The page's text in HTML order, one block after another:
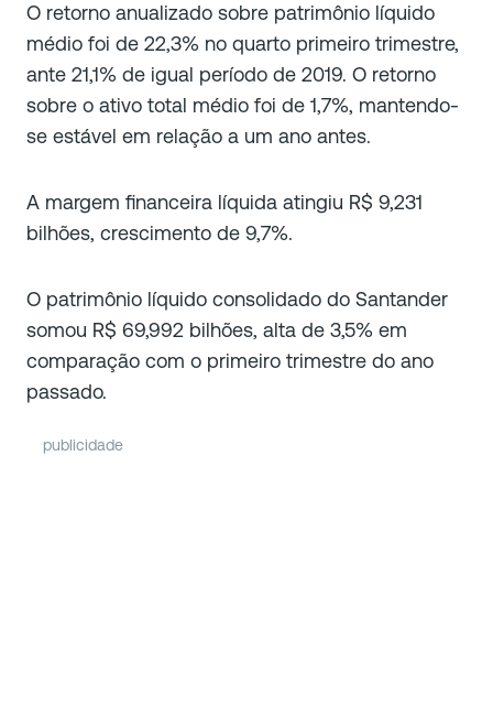
O retorno anualizado sobre patrimônio líquido
médio foi de 22,3% no quarto primeiro trimestre,
ante 21,1% de igual período de 2019. O retorno
sobre o ativo total médio foi de 1,7%, mantendo-
se estável em relação a um ano antes.
A margem financeira líquida atingiu R$ 9,231
bilhões, crescimento de 9,7%.
O patrimônio líquido consolidado do Santander
somou R$ 69,992 bilhões, alta de 3,5% em
comparação com o primeiro trimestre do ano
passado.
publicidade